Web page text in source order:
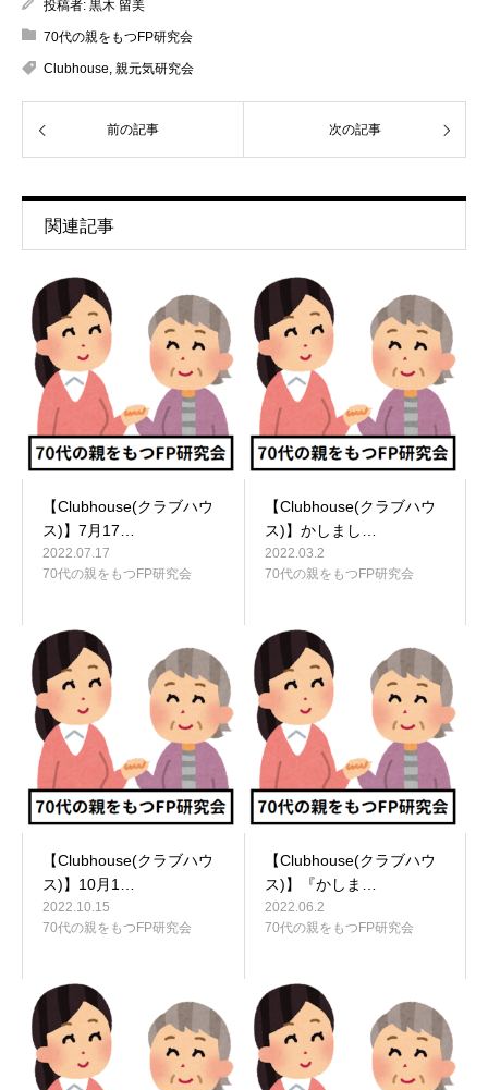
投稿者: 黒木 留美
70代の親をもつFP研究会
Clubhouse 親元気研究会
前の記事 次の記事
関連記事
【Clubhouse(クラブハウ
ス)】7月17…
2022.07.17
70代の親をもつFP研究会
【Clubhouse(クラブハウ
ス)】かしまし…
2022.03.2
70代の親をもつFP研究会
【Clubhouse(クラブハウ
ス)】10月1…
2022.10.15
70代の親をもつFP研究会
【Clubhouse(クラブハウ
ス)】『かしま…
2022.06.2
70代の親をもつFP研究会